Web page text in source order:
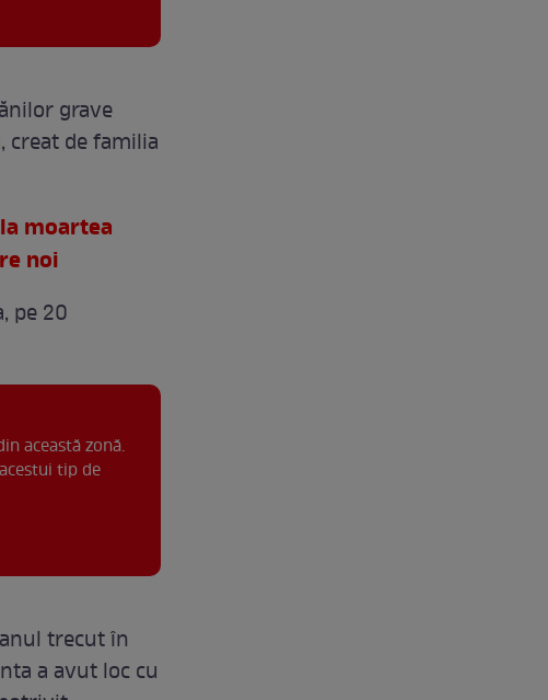
grave
, creat de familia
moartea
noi
pe 20
această zonă.
tip de
trecut în
a avut loc cu